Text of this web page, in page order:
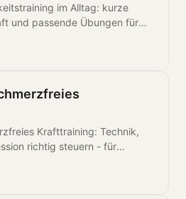
im Alltag: kurze
und passende Übungen für
Krafttraining: Technik,
richtig steuern - für